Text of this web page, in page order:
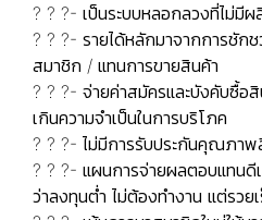
? ? ?- เป็นระบบหลอกลวงที่ไม่
? ? ?- รายได้หลักมาจากการชัก
สมาชิก / แทนการขายสินค้า
? ? ?- จ่ายค่าสมัครและบังคับซื้อ
เกินความจำเป็นในการบริโภค
? ? ?- ไม่มีการรับประกันคุณภาพ
? ? ?- แผนการจ่ายผลตอบแทนดีเ
ว่าลงทุนต่ำ ไม่ต้องทำงาน แต่รวยเ